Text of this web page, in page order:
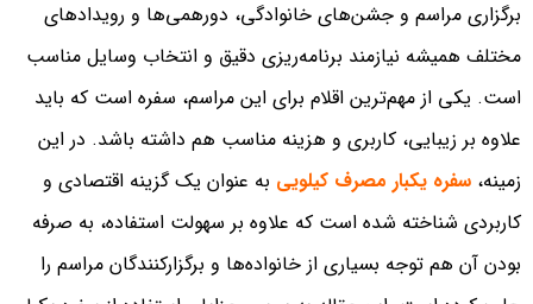
برگزاری مراسم و جشن‌های خانوادگی، دورهمی‌ها و رویدادهای
مختلف همیشه نیازمند برنامه‌ریزی دقیق و انتخاب وسایل مناسب
است. یکی از مهم‌ترین اقلام برای این مراسم، سفره است که باید
علاوه بر زیبایی، کاربری و هزینه مناسب هم داشته باشد. در این
زمینه، سفره یکبار مصرف کیلویی به عنوان یک گزینه اقتصادی و
کاربردی شناخته شده است که علاوه بر سهولت استفاده، به صرفه
بودن آن هم توجه بسیاری از خانواده‌ها و برگزارکنندگان مراسم را